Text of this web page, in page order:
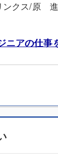
ンクス/原 進
ニアの仕事